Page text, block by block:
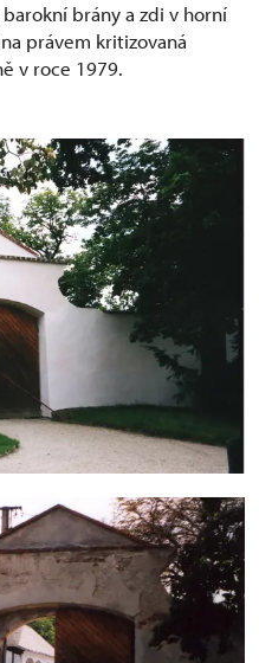
brány a zdi v horní
právem kritizovaná
v roce 1979.